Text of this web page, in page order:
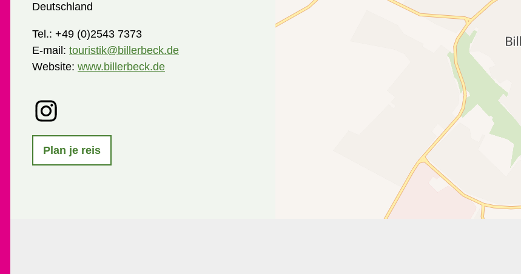
Deutschland
Tel.: +49 (0)2543 7373
E-mail: touristik@billerbeck.de
Website: www.billerbeck.de
I
n
s
a
Plan je reis